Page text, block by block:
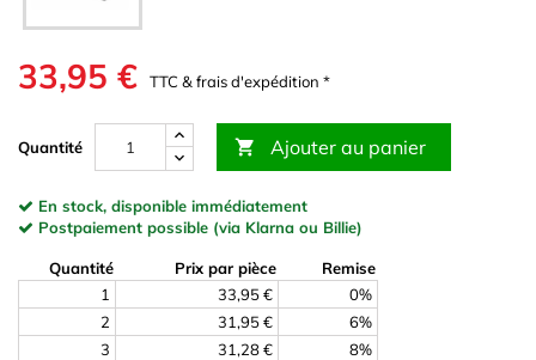
33,95 € TTC & frais d'expédition *
Quantité  Ajouter au panier
En stock, disponible immédiatement
Postpaiement possible (via Klarna ou Billie)
Quantité Prix par pièce
Remise
1
33,95 €
0%
2
31,95 €
6%
3
31,28 €
8%